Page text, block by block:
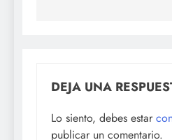
DEJA UNA
Lo siento, debes estar
publicar un comentario.